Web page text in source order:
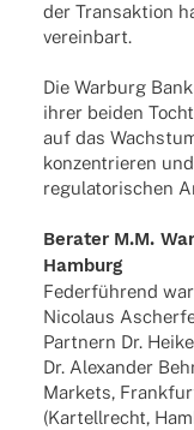
der Trans­ak­tion
vereinbart.
Die Warburg
ihrer beiden
auf das
konzen­trie­ren
regu­la­to­ri­schen
Bera­ter M.M.
Hamburg
Feder­füh­rend
Nico­laus
Part­nern Dr.
Dr. Alex­an­der
Markets,
(Kartell­recht,